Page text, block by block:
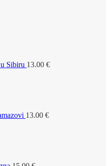
Sibiru 13.00 €
13.00 €